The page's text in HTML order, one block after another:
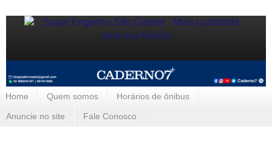
Home Quem somos Horários de ônibus
Anuncie no site Fale Conosco